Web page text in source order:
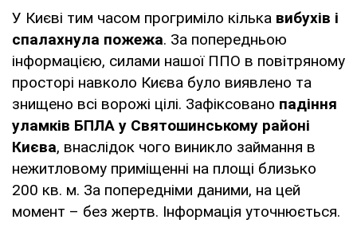
У Києві тим часом прогриміло кілька вибухів і
спалахнула пожежа. За попередньою
інформацією, силами нашої ППО в повітряному
просторі навколо Києва було виявлено та
знищено всі ворожі цілі. Зафіксовано падіння
уламків БПЛА у Святошинському районі
Києва, внаслідок чого виникло займання в
нежитловому приміщенні на площі близько
200 кв. м. За попередніми даними, на цей
момент – без жертв. Інформація уточнюється.